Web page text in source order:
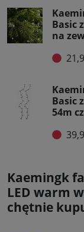
Basic
na
Basic
54m
Kaemingk
LED warm
chętnie